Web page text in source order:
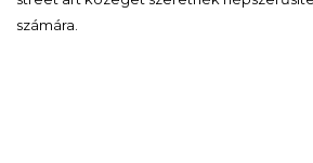
számára.